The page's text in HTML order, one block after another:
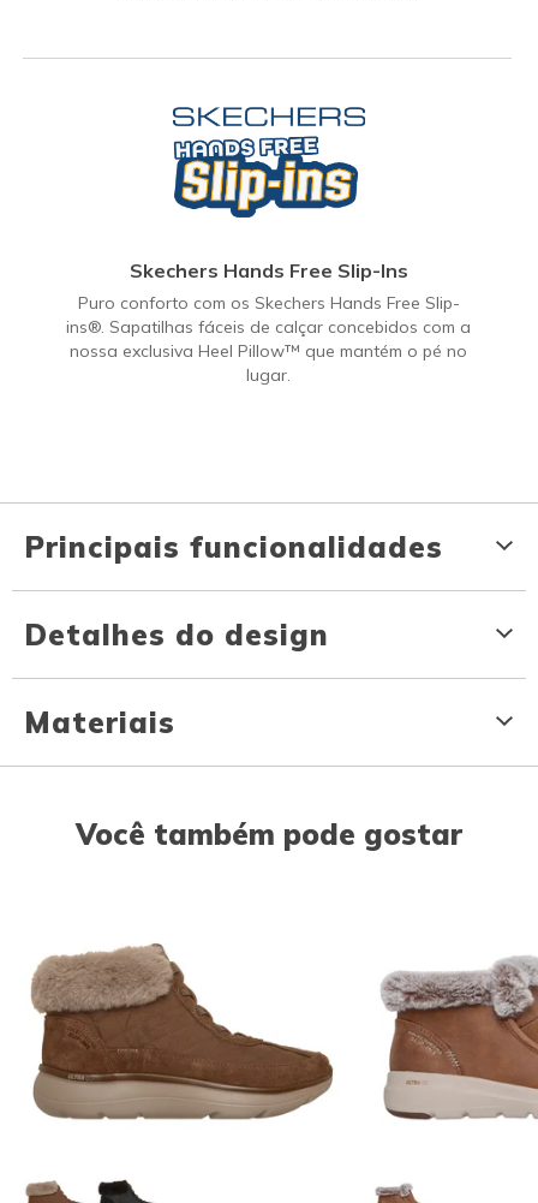
Skechers Hands Free Slip-Ins
Puro conforto com os Skechers Hands Free Slip-
ins®. Sapatilhas fáceis de calçar concebidos com a
nossa exclusiva Heel Pillow™ que mantém o pé no
lugar.
Principais funcionalidades
Detalhes do design
Materiais
Você também pode gostar